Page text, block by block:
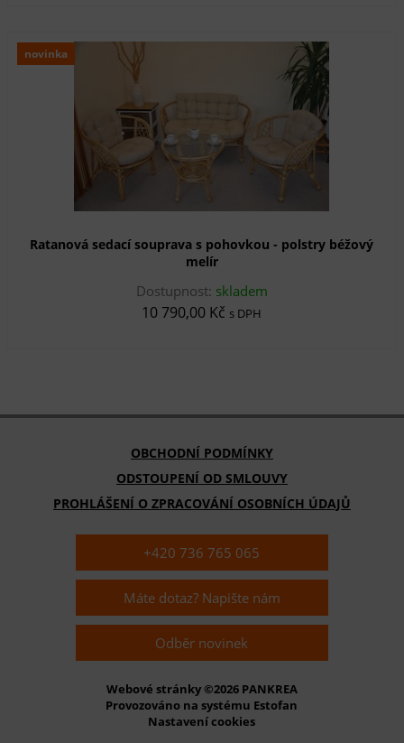
novinka
Ratanová sedací souprava s pohovkou - polstry béžový
melír
Dostupnost: skladem
10 790,00 Kč s DPH
OBCHODNÍ PODMÍNKY
ODSTOUPENÍ OD SMLOUVY
PROHLÁŠENÍ O ZPRACOVÁNÍ OSOBNÍCH ÚDAJŮ
+420 736 765 065
Máte dotaz? Napište nám
Odběr novinek
Webové stránky ©2026 PANKREA
Provozováno na systému Estofan
Nastavení cookies